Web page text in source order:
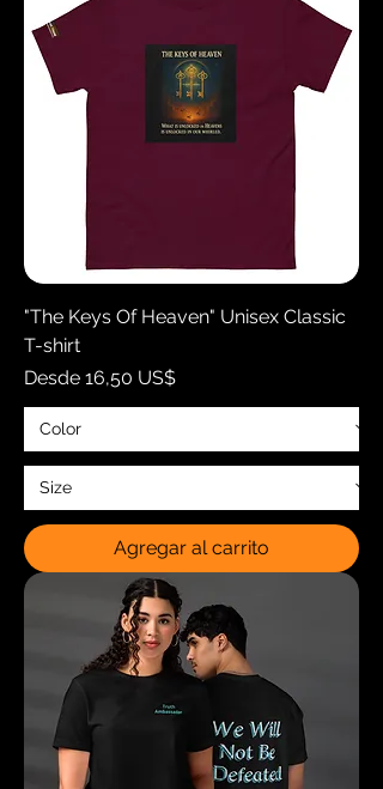
"The Keys Of Heaven" Unisex Classic
T-shirt
Desde 16,50 US$
Precio de oferta
Agregar al carrito